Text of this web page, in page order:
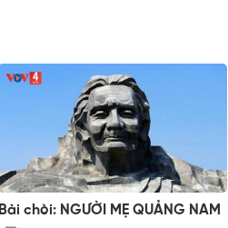
Bài chòi: NGƯỜI MẸ QUẢNG NAM